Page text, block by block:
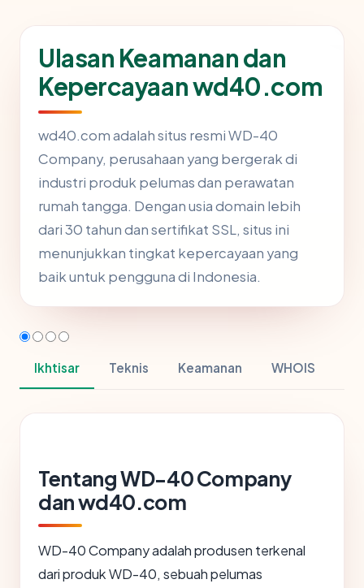
Ulasan Keamanan dan
Kepercayaan wd40.com
wd40.com adalah situs resmi WD-40
Company, perusahaan yang bergerak di
industri produk pelumas dan perawatan
rumah tangga. Dengan usia domain lebih
dari 30 tahun dan sertifikat SSL, situs ini
menunjukkan tingkat kepercayaan yang
baik untuk pengguna di Indonesia.
Ikhtisar Teknis Keamanan WHOIS
Tentang WD-40 Company
dan wd40.com
WD-40 Company adalah produsen terkenal
dari produk WD-40, sebuah pelumas